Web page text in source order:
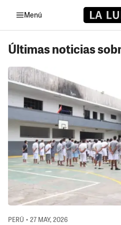
Menú
Últimas noticias
PERÚ • 27 MAY, 2026